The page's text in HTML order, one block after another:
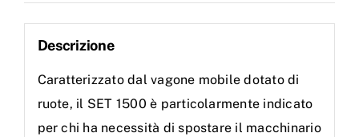
pressore
materiale
P-
250
e
Descrizione
Caratterizzato dal vagone mobile dotato di
ruote, il SET 1500 è particolarmente indicato
per chi ha necessità di spostare il macchinario